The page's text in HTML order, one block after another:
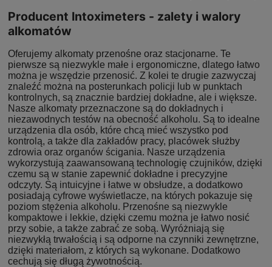
Producent Intoximeters - zalety i walory
alkomatów
Oferujemy alkomaty przenośne oraz stacjonarne. Te
pierwsze są niezwykle małe i ergonomiczne, dlatego łatwo
można je wszędzie przenosić. Z kolei te drugie zazwyczaj
znaleźć można na posterunkach policji lub w punktach
kontrolnych, są znacznie bardziej dokładne, ale i większe.
Nasze alkomaty przeznaczone są do dokładnych i
niezawodnych testów na obecność alkoholu. Są to idealne
urządzenia dla osób, które chcą mieć wszystko pod
kontrolą, a także dla zakładów pracy, placówek służby
zdrowia oraz organów ścigania. Nasze urządzenia
wykorzystują zaawansowaną technologię czujników, dzięki
czemu są w stanie zapewnić dokładne i precyzyjne
odczyty. Są intuicyjne i łatwe w obsłudze, a dodatkowo
posiadają cyfrowe wyświetlacze, na których pokazuje się
poziom stężenia alkoholu. Przenośne są niezwykle
kompaktowe i lekkie, dzięki czemu można je łatwo nosić
przy sobie, a także zabrać ze sobą. Wyróżniają się
niezwykłą trwałością i są odporne na czynniki zewnętrzne,
dzięki materiałom, z których są wykonane. Dodatkowo
cechują się długą żywotnością.